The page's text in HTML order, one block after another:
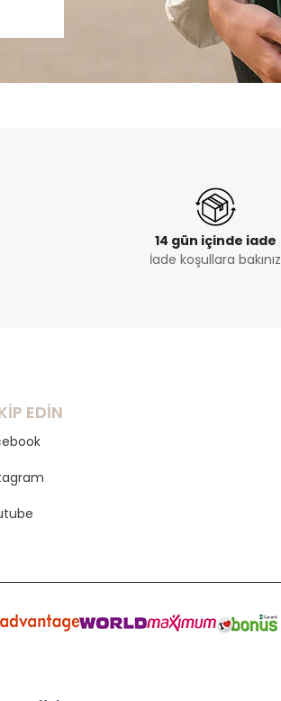
14 gün içinde iade
İade koşullara bakınız
EDİN